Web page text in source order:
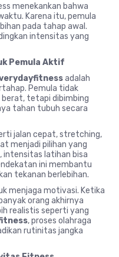
menekankan bahwa
Karena itu, pemula
pada tahap awal.
intensitas yang
Pemula Aktif
adalah
Pemula tidak
berat, tetapi dibimbing
tahan tubuh secara
jalan cepat, stretching,
menjadi pilihan yang
intensitas latihan bisa
ini membantu
tekanan berlebihan.
menjaga motivasi. Ketika
orang akhirnya
realistis seperti yang
, proses olahraga
rutinitas jangka